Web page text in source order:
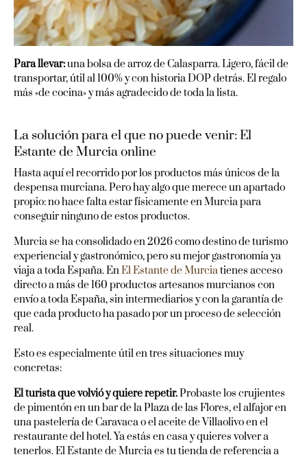
Para llevar:una bolsa de arroz de Calasparra. Ligero, fácil de
transportar, útil al 100% y con historia DOP detrás. El regalo
más «de cocina» y más agradecido de toda la lista.
La solución para el que no puede venir: El
Estante de Murcia online
Hasta aquí el recorrido por los productos más únicos de la
despensa murciana. Pero hay algo que merece un apartado
propio: no hace falta estar físicamente en Murcia para
conseguir ninguno de estos productos.
Murcia se ha consolidado en 2026 como destino de turismo
experiencial y gastronómico, pero su mejor gastronomía ya
viaja a toda España. EnEl Estante de Murciatienes acceso
directo a más de 160 productos artesanos murcianos con
envío a toda España, sin intermediarios y con la garantía de
que cada producto ha pasado por un proceso de selección
real.
Esto es especialmente útil en tres situaciones muy
concretas:
El turista que volvió y quiere repetir.Probaste los crujientes
de pimentón en un bar de la Plaza de las Flores, el alfajor en
una pastelería de Caravaca o el aceite de Villaolivo en el
restaurante del hotel. Ya estás en casa y quieres volver a
tenerlos. El Estante de Murcia es tu tienda de referencia a